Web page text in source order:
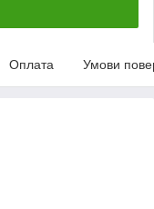
Оплата Умови